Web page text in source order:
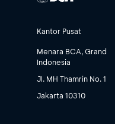
Kantor Pusat
Menara BCA, Grand
Indonesia
Jl. MH Thamrin No. 1
Jakarta 10310